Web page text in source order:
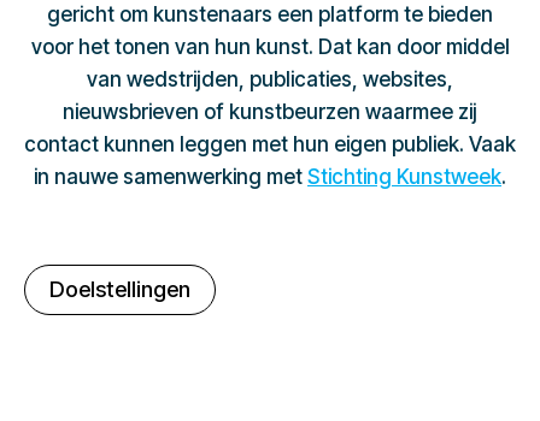
gericht om kunstenaars een platform te bieden
voor het tonen van hun kunst. Dat kan door middel
van wedstrijden, publicaties, websites,
nieuwsbrieven of kunstbeurzen waarmee zij
contact kunnen leggen met hun eigen publiek. Vaak
in nauwe samenwerking met Stichting Kunstweek.
Doelstellingen